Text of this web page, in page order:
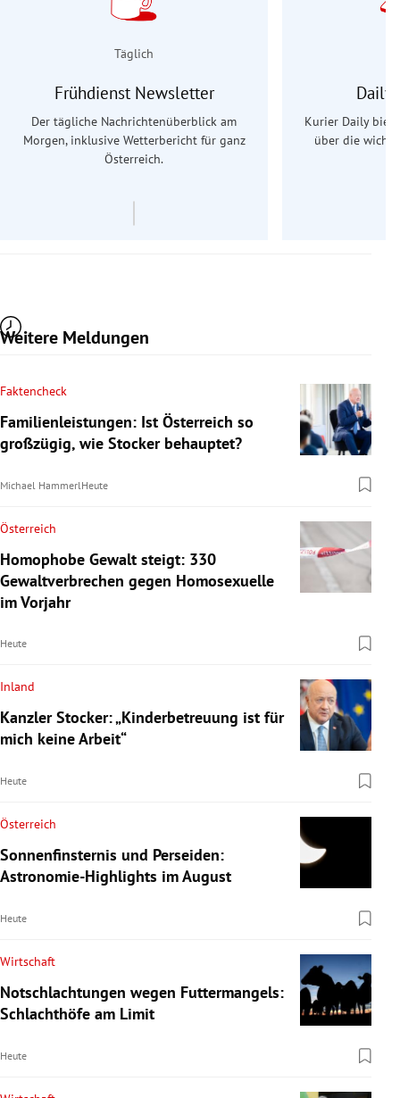
Täglich
Frühdienst Newsletter
Der tägliche Nachrichtenüberblick am
Morgen, inklusive Wetterbericht für ganz
Österreich.
Daily
Kurier Daily
über die
Weitere Meldungen
Faktencheck
Familienleistungen: Ist Österreich so
großzügig, wie Stocker behauptet?
Michael Hammerl Heute
Österreich
Homophobe Gewalt steigt: 330
Gewaltverbrechen gegen Homosexuelle
im Vorjahr
Heute
Inland
Kanzler Stocker: „Kinderbetreuung ist für
mich keine Arbeit“
Heute
Österreich
Sonnenfinsternis und Perseiden:
Astronomie-Highlights im August
Heute
Wirtschaft
Notschlachtungen wegen Futtermangels:
Schlachthöfe am Limit
Heute